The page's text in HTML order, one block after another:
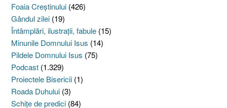
Foaia Creştinului (426)
Gândul zilei (19)
Întâmplări, ilustraţii, fabule (15)
Minunile Domnului Isus (14)
Pildele Domnului Isus (75)
Podcast (1.329)
Proiectele Bisericii (1)
Roada Duhului (3)
Schiţe de predici (84)